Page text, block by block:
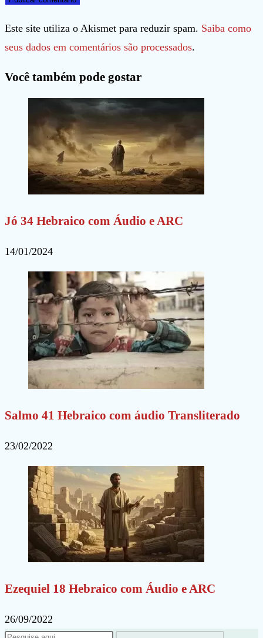
nome
de
usuário
comentar
de
e-
mail
comentar
URL
do
seu
(opcional)
Este site utiliza o Akismet para reduzir spam. Saiba como
seus dados em comentários são processados.
Você também pode gostar
Jó 34 Hebraico com Áudio e ARC
14/01/2024
Salmo 41 Hebraico com áudio Transliterado
23/02/2022
Ezequiel 18 Hebraico com Áudio e ARC
26/09/2022